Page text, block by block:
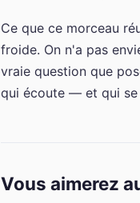
Ce que ce morceau
froide. On n'a pas
vraie question que
qui écoute — et qui se
Vous aimerez